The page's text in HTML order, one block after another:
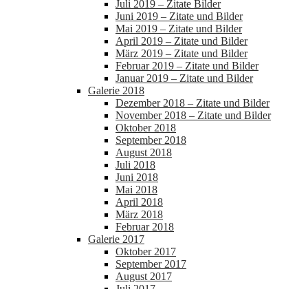
Juli 2019 – Zitate Bilder
Juni 2019 – Zitate und Bilder
Mai 2019 – Zitate und Bilder
April 2019 – Zitate und Bilder
März 2019 – Zitate und Bilder
Februar 2019 – Zitate und Bilder
Januar 2019 – Zitate und Bilder
Galerie 2018
Dezember 2018 – Zitate und Bilder
November 2018 – Zitate und Bilder
Oktober 2018
September 2018
August 2018
Juli 2018
Juni 2018
Mai 2018
April 2018
März 2018
Februar 2018
Galerie 2017
Oktober 2017
September 2017
August 2017